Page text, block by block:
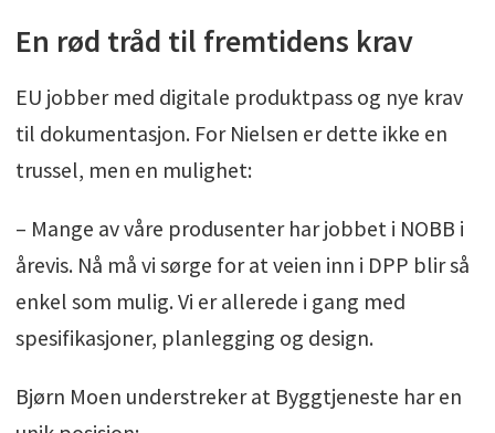
En rød tråd til fremtidens krav
EU jobber med digitale produktpass og nye krav
til dokumentasjon. For Nielsen er dette ikke en
trussel, men en mulighet:
– Mange av våre produsenter har jobbet i NOBB i
årevis. Nå må vi sørge for at veien inn i DPP blir så
enkel som mulig. Vi er allerede i gang med
spesifikasjoner, planlegging og design.
Bjørn Moen understreker at Byggtjeneste har en